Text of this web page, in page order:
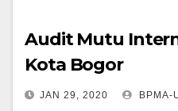
Audit Mutu
Kota Bogor
JAN 29, 2020 BPMA-